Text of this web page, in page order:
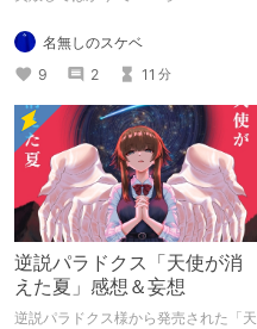
名無しのスケベ
9
2 11 分
逆説パラドクス「天使が消
えた夏」感想＆妄想
逆説パラドクス様から発売された「天